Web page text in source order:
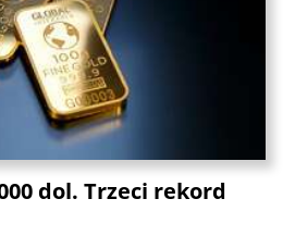
dol. Trzeci rekord